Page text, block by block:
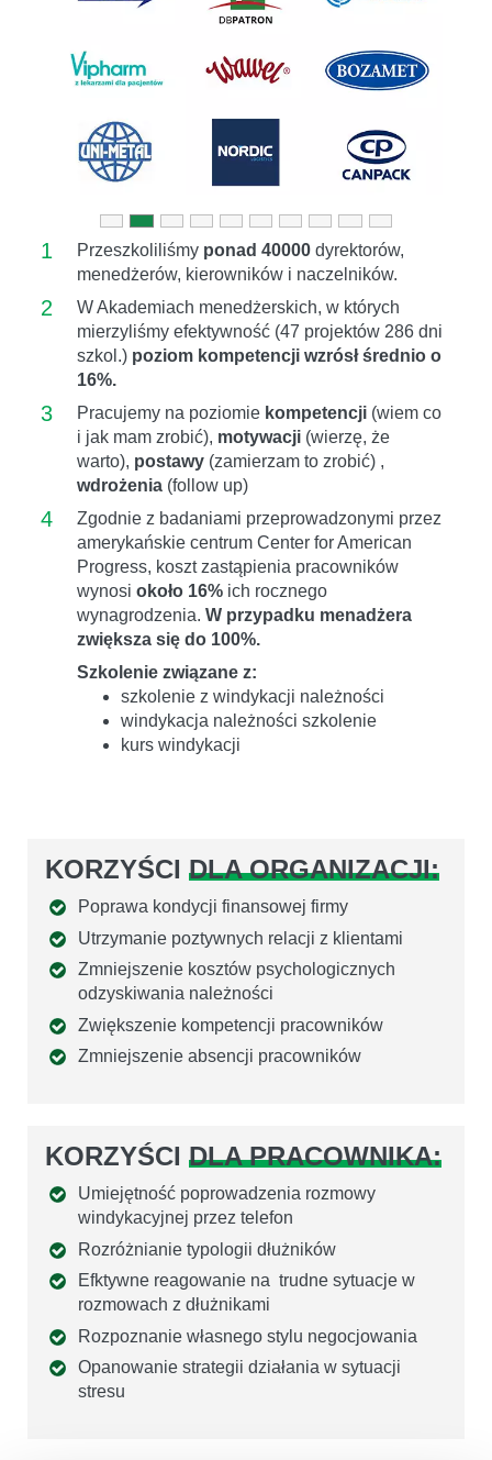
1 Przeszkoliliśmy ponad 40000 dyrektorów,
menedżerów, kierowników i naczelników.
2
W Akademiach menedżerskich, w których
mierzyliśmy efektywność (47 projektów 286 dni
szkol.) poziom kompetencji wzrósł średnio o
16%.
3 Pracujemy na poziomie kompetencji (wiem co
i jak mam zrobić), motywacji (wierzę, że
warto), postawy (zamierzam to zrobić) ,
wdrożenia (follow up)
4
Zgodnie z badaniami przeprowadzonymi przez
amerykańskie centrum Center for American
Progress, koszt zastąpienia pracowników
wynosi około 16% ich rocznego
wynagrodzenia. W przypadku menadżera
zwiększa się do 100%.
Szkolenie związane z:
szkolenie z windykacji należności
windykacja należności szkolenie
kurs windykacji
KORZYŚCI DLA ORGANIZACJI:
Poprawa kondycji finansowej firmy
Utrzymanie poztywnych relacji z klientami
Zmniejszenie kosztów psychologicznych
odzyskiwania należności
Zwiększenie kompetencji pracowników
Zmniejszenie absencji pracowników
KORZYŚCI DLA PRACOWNIKA:
Umiejętność poprowadzenia rozmowy
windykacyjnej przez telefon
Rozróżnianie typologii dłużników
Efktywne reagowanie na trudne sytuacje w
rozmowach z dłużnikami
Rozpoznanie własnego stylu negocjowania
Opanowanie strategii działania w sytuacji
stresu